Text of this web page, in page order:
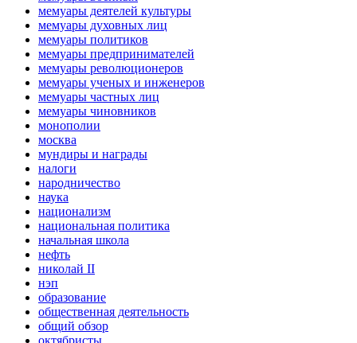
мемуары деятелей культуры
мемуары духовных лиц
мемуары политиков
мемуары предпринимателей
мемуары революционеров
мемуары ученых и инженеров
мемуары частных лиц
мемуары чиновников
монополии
москва
мундиры и награды
налоги
народничество
наука
национализм
национальная политика
начальная школа
нефть
николай II
нэп
образование
общественная деятельность
общий обзор